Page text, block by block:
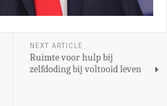
NEXT ARTICLE
Ruimte voor hulp bij
zelfdoding bij voltooid leven